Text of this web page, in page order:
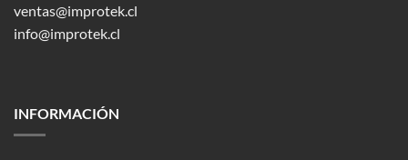
ventas@improtek.cl
info@improtek.cl
INFORMACIÓN